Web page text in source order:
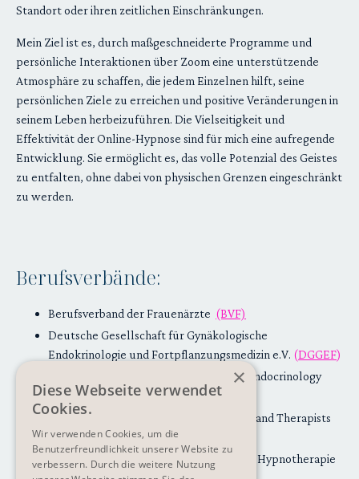
Standort oder ihren zeitlichen Einschränkungen.
Mein Ziel ist es, durch maßgeschneiderte Programme und
persönliche Interaktionen über Zoom eine unterstützende
Atmosphäre zu schaffen, die jedem Einzelnen hilft, seine
persönlichen Ziele zu erreichen und positive Veränderungen in
seinem Leben herbeizuführen. Die Vielseitigkeit und
Effektivität der Online-Hypnose sind für mich eine aufregende
Entwicklung. Sie ermöglicht es, das volle Potenzial des Geistes
zu entfalten, ohne dabei von physischen Grenzen eingeschränkt
zu werden.
Berufsverbände:
Berufsverband der Frauenärzte (BVF)
Deutsche Gesellschaft für Gynäkologische
Endokrinologie und Fortpflanzungsmedizin e.V. (DGGEF)
International Society of Gynecological Endocrinology
(ISGE)
International Association of Counsellors and Therapists
IACT(Hypnosisalliance)
Deutsche Gesellschaft für Hypnose und Hypnotherapie
×
Diese Webseite verwendet
Cookies.
Wir verwenden Cookies, um die
Benutzerfreundlichkeit unserer Website zu
verbessern. Durch die weitere Nutzung